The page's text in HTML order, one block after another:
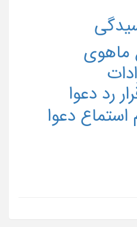
ماهوی
رد دعوا
استماع دعوا